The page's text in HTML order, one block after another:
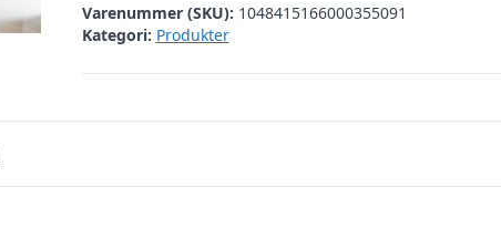
Varenummer (SKU): 1048415166000355091
Kategori: Produkter